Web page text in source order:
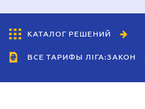
КАТАЛОГ РЕШЕНИЙ
ВСЕ ТАРИФЫ ЛІГА:ЗАКОН